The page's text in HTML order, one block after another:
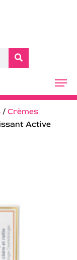
/ Crèmes
Active